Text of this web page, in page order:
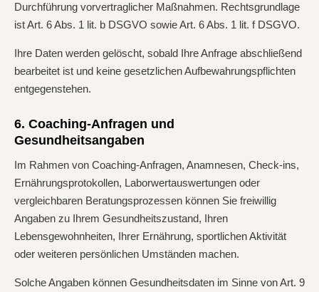
Durchführung vorvertraglicher Maßnahmen. Rechtsgrundlage
ist Art. 6 Abs. 1 lit. b DSGVO sowie Art. 6 Abs. 1 lit. f DSGVO.
Ihre Daten werden gelöscht, sobald Ihre Anfrage abschließend
bearbeitet ist und keine gesetzlichen Aufbewahrungspflichten
entgegenstehen.
6. Coaching-Anfragen und
Gesundheitsangaben
Im Rahmen von Coaching-Anfragen, Anamnesen, Check-ins,
Ernährungsprotokollen, Laborwertauswertungen oder
vergleichbaren Beratungsprozessen können Sie freiwillig
Angaben zu Ihrem Gesundheitszustand, Ihren
Lebensgewohnheiten, Ihrer Ernährung, sportlichen Aktivität
oder weiteren persönlichen Umständen machen.
Solche Angaben können Gesundheitsdaten im Sinne von Art. 9